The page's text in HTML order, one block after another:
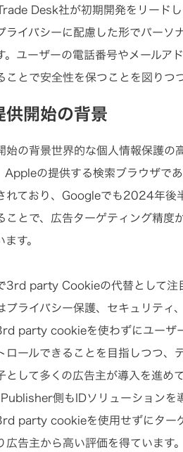
Desk社が初期開発をリード
ライバシーに配慮した形でパーソ
。ユーザーの電話番号やメールア
ことで安全性を保つことを図りつ
開始の背景
始の背景世界的な個人情報保護
Appleの提供する検索ブラウザ
れており、Googleでも2024年
ことで、広告ターゲティング精
す。
3rd party Cookieの代替として注
プライバシー保護、セキュリティ
party cookieを使わずにユーザ
ロールできることを目指しつつ、
として多くの広告主が導入を進めて
側もIDソリューションを
party cookieを使用せずにター
広告主から高い評価を得ています。